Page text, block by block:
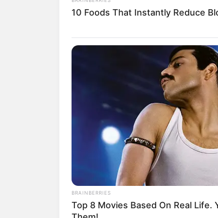
1.Aneka ragam tanaman yang
mengumpulkan panas termal.
memungkinkan sistem tersebar
10 Foods That Instantly Reduce
BRAINBERRIES
Top 8 Movies Based On Real Life.